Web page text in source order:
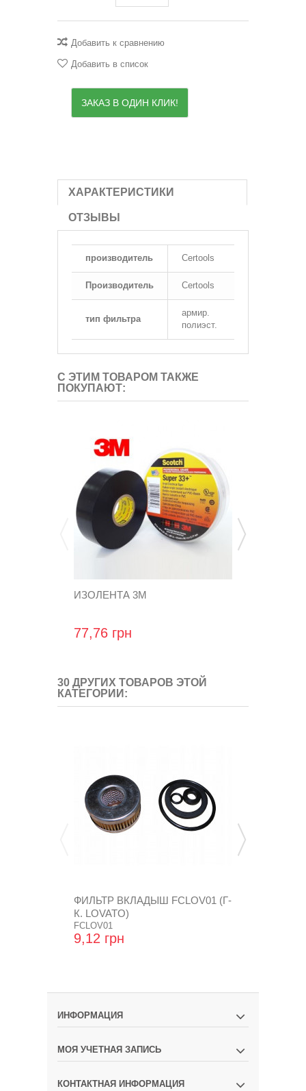
Добавить к сравнению
Добавить в список
ЗАКАЗ В ОДИН КЛИК!
ХАРАКТЕРИСТИКИ
ОТЗЫВЫ
производитель Certools
Производитель Certools
тип фильтра
армир.
полиэст.
С ЭТИМ ТОВАРОМ ТАКЖЕ
ПОКУПАЮТ:
ИЗОЛЕНТА 3М
77,76 грн
30 ДРУГИХ ТОВАРОВ ЭТОЙ
КАТЕГОРИИ:
ФИЛЬТР ВКЛАДЫШ FCLOV01 (Г-
К. LOVATO)
FCLOV01
9,12 грн
ИНФОРМАЦИЯ
МОЯ УЧЕТНАЯ ЗАПИСЬ
КОНТАКТНАЯ ИНФОРМАЦИЯ